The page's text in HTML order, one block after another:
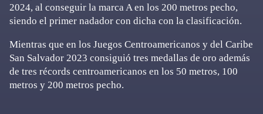
2024, al conseguir la marca A en los 200 metros pecho,
siendo el primer nadador con dicha con la clasificación.
Mientras que en los Juegos Centroamericanos y del Caribe
San Salvador 2023 consiguió tres medallas de oro además
de tres récords centroamericanos en los 50 metros, 100
metros y 200 metros pecho.